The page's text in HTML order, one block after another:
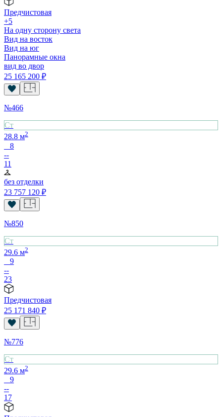
Предчистовая
+5
На одну сторону света
Вид на восток
Вид на юг
Панорамные окна
вид во двор
25 165 200 ₽
№466
Cт
28.8 м2
8
--
11
без отделки
23 757 120 ₽
№850
Cт
29.6 м2
9
--
23
Предчистовая
25 171 840 ₽
№776
Cт
29.6 м2
9
--
17